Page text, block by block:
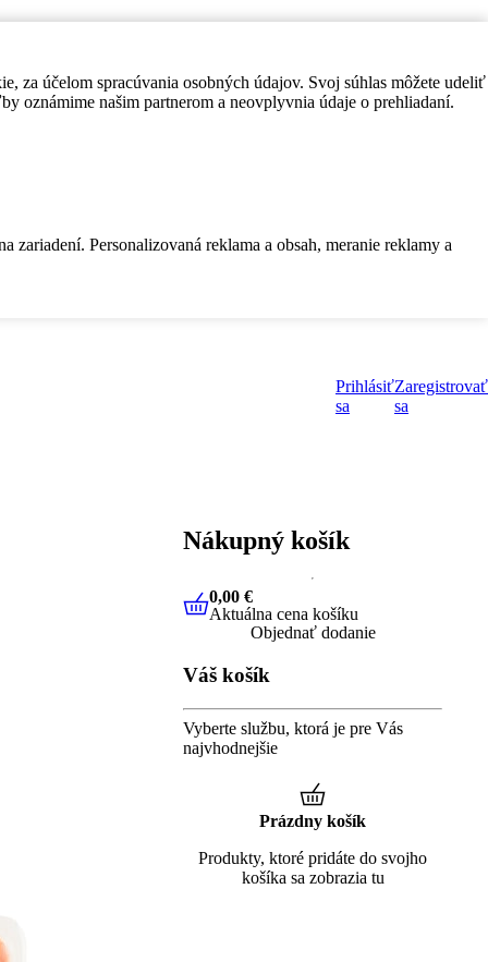
za účelom spracúvania osobných údajov. Svoj súhlas môžete udeliť
oznámime našim partnerom a neovplyvnia údaje o prehliadaní.
Personalizovaná reklama a obsah, meranie reklamy a
Prihlásiť
sa
Zaregistrovať
sa
Nákupný košík
0,00 €Aktuálna cena košíku
0,00 €
Aktuálna cena košíku
Objednať dodanie
Váš košík
Vyberte službu, ktorá je pre Vás
najvhodnejšie
Prázdny košík
Produkty, ktoré pridáte do svojho
košíka sa zobrazia tu